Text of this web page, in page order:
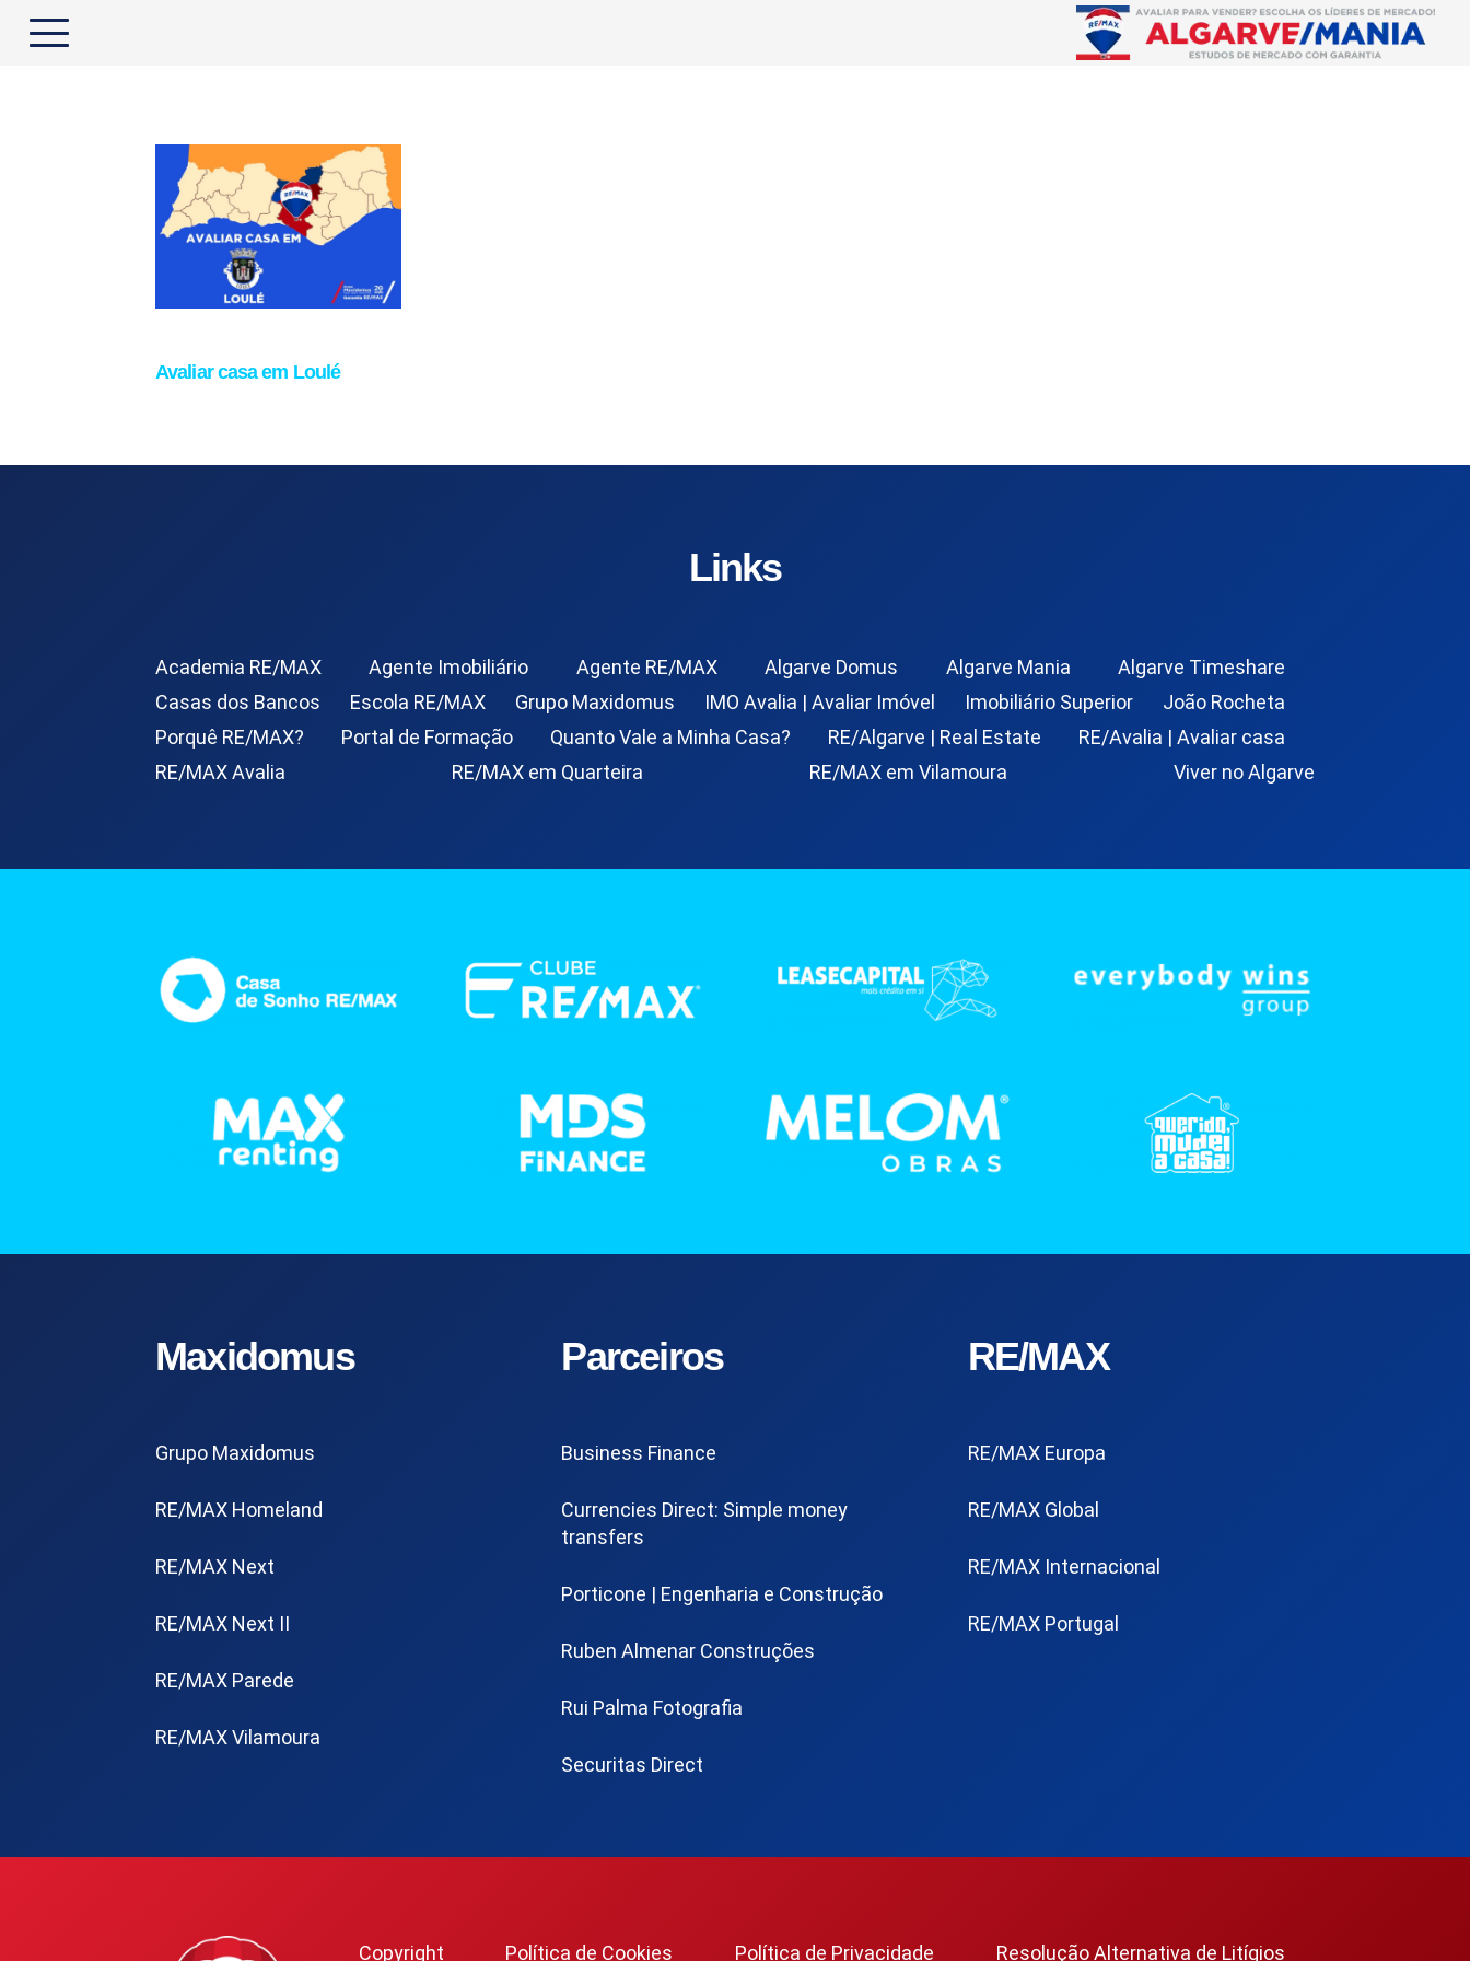
Avaliar casa em Loulé
Links
Academia RE/MAX Agente Imobiliário Agente RE/MAX Algarve Domus Algarve Mania
Algarve Timeshare
Casas dos Bancos
Escola RE/MAX Grupo Maxidomus IMO Avalia | Avaliar Imóvel Imobiliário Superior
João Rocheta
Porquê RE/MAX?
Portal de Formação Quanto Vale a Minha Casa? RE/Algarve | Real Estate
RE/Avalia | Avaliar casa
RE/MAX Avalia
RE/MAX em Quarteira RE/MAX em Vilamoura Viver no Algarve
Maxidomus
Grupo Maxidomus
RE/MAX Homeland
RE/MAX Next
RE/MAX Next II
RE/MAX Parede
RE/MAX Vilamoura
Parceiros
Business Finance
Currencies Direct: Simple money
transfers
Porticone | Engenharia e Construção
Ruben Almenar Construções
Rui Palma Fotografia
Securitas Direct
RE/MAX
RE/MAX Europa
RE/MAX Global
RE/MAX Internacional
RE/MAX Portugal
Copyright Política de Cookies Política de Privacidade Resolução Alternativa de Litígios